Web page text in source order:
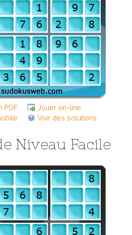
PDF
Jouer on-line
Voir des solutions
Niveau Facile